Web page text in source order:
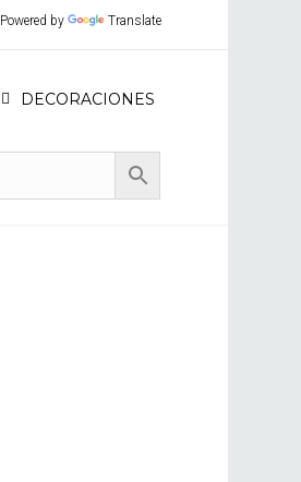
Powered by Translate
DECORACIONES